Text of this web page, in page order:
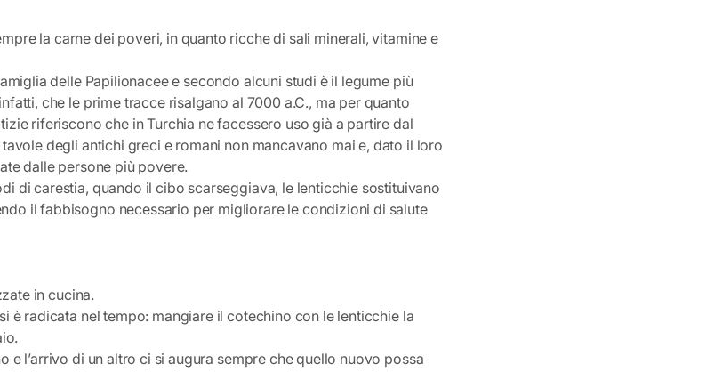
la carne dei poveri, in quanto ricche di sali minerali, vitamine e
delle Papilionacee e secondo alcuni studi è il legume più
che le prime tracce risalgano al 7000 a.C., ma per quanto
riferiscono che in Turchia ne facessero uso già a partire dal
degli antichi greci e romani non mancavano mai e, dato il loro
dalle persone più povere.
di carestia, quando il cibo scarseggiava, le lenticchie sostituivano
il fabbisogno necessario per migliorare le condizioni di salute
in cucina.
è radicata nel tempo: mangiare il cotechino con le lenticchie la
e l’arrivo di un altro ci si augura sempre che quello nuovo possa